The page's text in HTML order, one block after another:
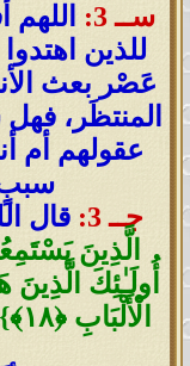
ســ 3:
للذين
عَصْر بعث
المنتظَر،
عقولهم أم
سببٍ
جــ 3:
قال
الَّذِينَ
أُولَـٰئِكَ الَّذِينَ
الْأَلْبَابِ ﴿١٨﴾}